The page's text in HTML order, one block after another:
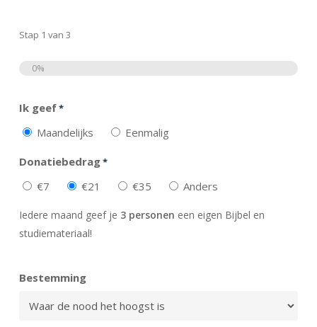
Stap 1 van 3
0%
Ik geef*
Maandelijks Eenmalig
Donatiebedrag*
€7 €21 €35 Anders
Iedere maand geef je 3 personen een eigen Bijbel en
studiemateriaal!
Bestemming